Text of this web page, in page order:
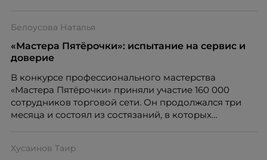
Белоусова Наталья
«Мастера Пятёрочки»: испытание на сервис и
доверие
В конкурсе профессионального мастерства
«Мастера Пятёрочки» приняли участие 160 000
сотрудников торговой сети. Он продолжался три
месяца и состоял из состязаний, в которых
показателей и личностных компетенций
Хусаинов Таир